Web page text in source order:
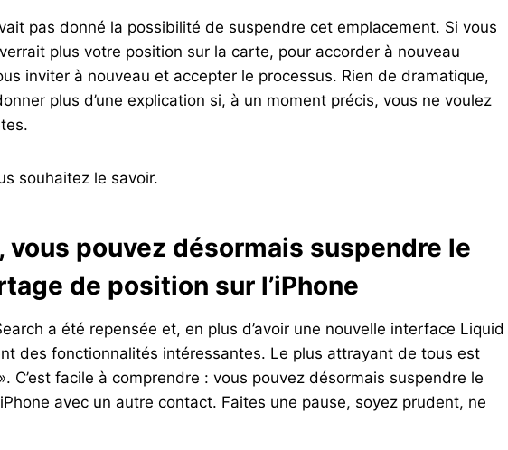
pas donné la possibilité de suspendre cet emplacement. Si vous
plus votre position sur la carte, pour accorder à nouveau
inviter à nouveau et accepter le processus. Rien de dramatique,
plus d’une explication si, à un moment précis, vous ne voulez
souhaitez le savoir.
vous pouvez désormais suspendre le
de position sur l’iPhone
a été repensée et, en plus d’avoir une nouvelle interface Liquid
des fonctionnalités intéressantes. Le plus attrayant de tous est
C’est facile à comprendre : vous pouvez désormais suspendre le
avec un autre contact. Faites une pause, soyez prudent, ne